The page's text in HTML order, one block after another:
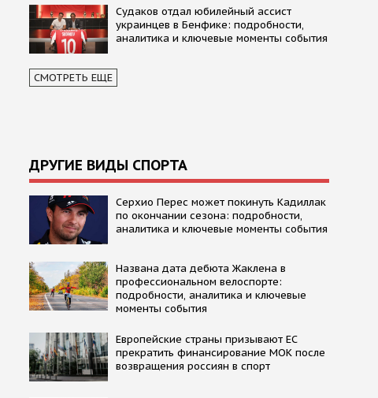
Судаков отдал юбилейный ассист
украинцев в Бенфике: подробности,
аналитика и ключевые моменты события
СМОТРЕТЬ ЕЩЕ
ДРУГИЕ ВИДЫ СПОРТА
Серхио Перес может покинуть Кадиллак
по окончании сезона: подробности,
аналитика и ключевые моменты события
Названа дата дебюта Жаклена в
профессиональном велоспорте:
подробности, аналитика и ключевые
моменты события
Европейские страны призывают ЕС
прекратить финансирование МОК после
возвращения россиян в спорт